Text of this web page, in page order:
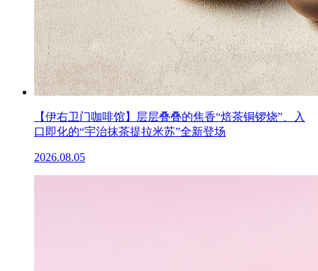
【伊右卫门咖啡馆】层层叠叠的焦香“焙茶铜锣烧”、入
口即化的“宇治抹茶提拉米苏”全新登场
2026.08.05